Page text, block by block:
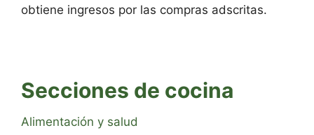
obtiene ingresos por las compras adscritas.
Secciones de cocina
Alimentación y salud